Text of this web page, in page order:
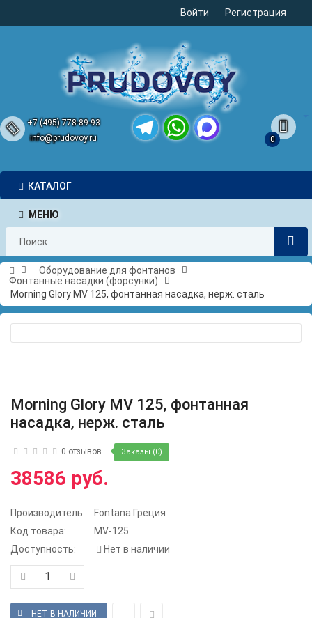
Войти Регистрация
+7 (495) 778-89-93
info@prudovoy.ru
0
КАТАЛОГ
МЕНЮ
Оборудование для фонтанов
Фонтанные насадки (форсунки)
Morning Glory MV 125, фонтанная насадка, нерж. сталь
Morning Glory MV 125, фонтанная
насадка, нерж. сталь
0 отзывов Заказы (0)
38586 руб.
Производитель:
Fontana Греция
Код товара:
MV-125
Доступность:
Нет в наличии